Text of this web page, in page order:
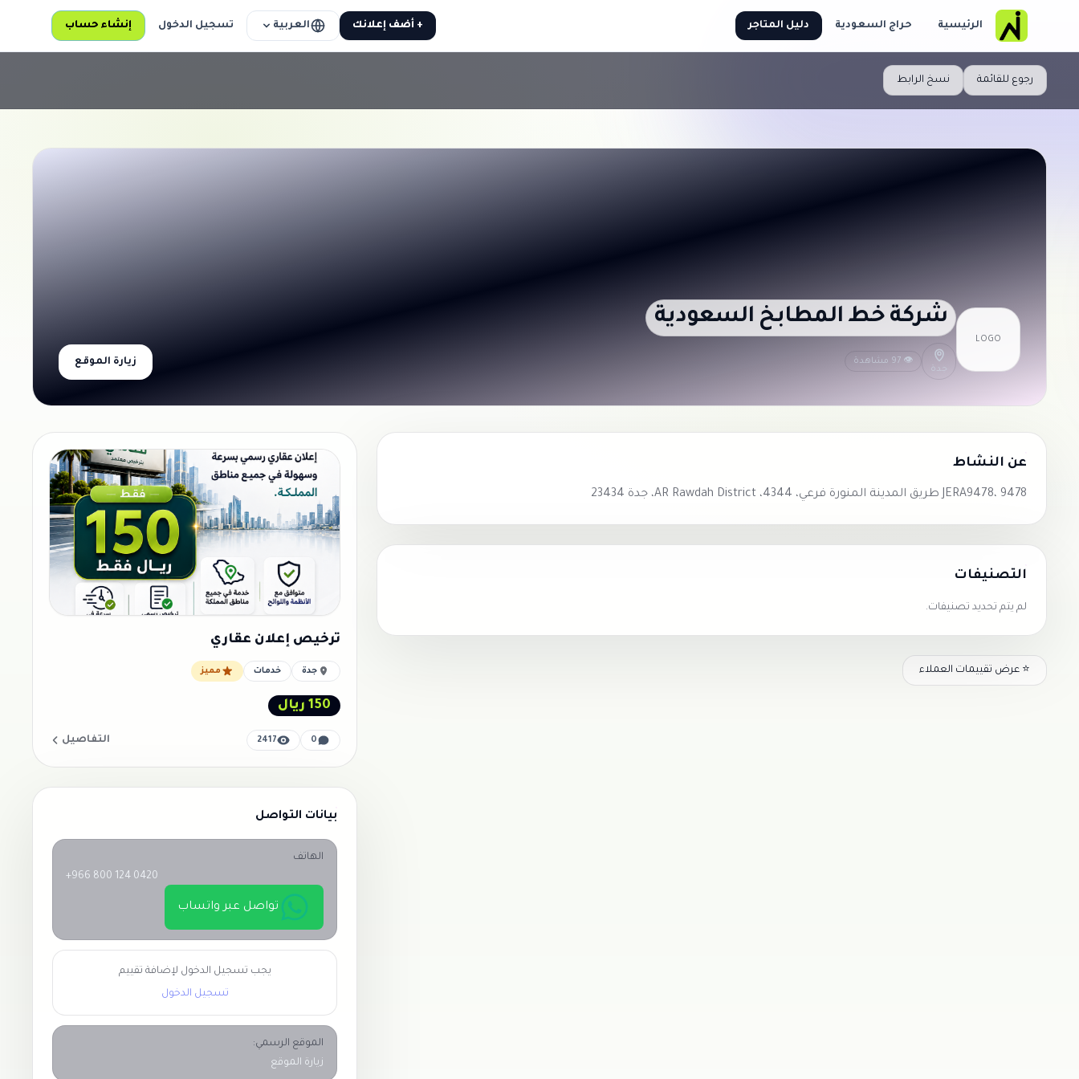
الرئيسية حراج السعودية دليل المتاجر + أضف إعلانك العربية تسجيل الدخول إنشاء حساب
رجوع للقائمة نسخ الرابط
LOGO
شركة خط المطابخ السعودية
جدة
👁 97 مشاهدة زيارة الموقع
عن النشاط
JERA9478، 9478 طريق المدينة المنورة فرعي، 4344، AR Rawdah District، جدة 23434
التصنيفات
لم يتم تحديد تصنيفات.
⭐ عرض تقييمات العملاء
ترخيص إعلان عقاري
جدة خدمات مميز
150 ريال
0
2417 التفاصيل
بيانات التواصل
الهاتف
+966 800 124 0420
تواصل عبر واتساب
يجب تسجيل الدخول لإضافة تقييم
تسجيل الدخول
الموقع الرسمي:
زيارة الموقع